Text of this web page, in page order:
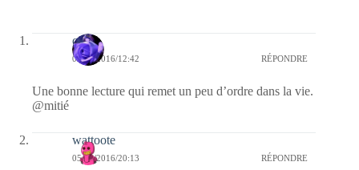
covix
07/03/2016/12:42 RÉPONDRE
Une bonne lecture qui remet un peu d’ordre dans la vie.
@mitié
wattoote
05/03/2016/20:13 RÉPONDRE